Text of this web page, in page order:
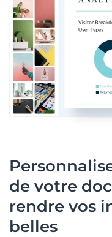
de votre
rendre vos
belles